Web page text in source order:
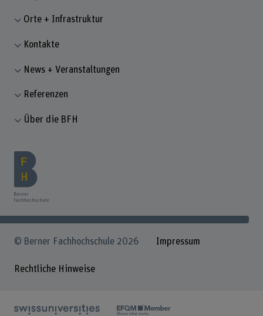
Orte + Infrastruktur
Kontakte
News + Veranstaltungen
Referenzen
Über die BFH
© Berner Fachhochschule 2026 Impressum
Rechtliche Hinweise